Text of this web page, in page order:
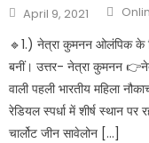
April 9, 2021
🔹️1.) नेत्रा कुमनन ओलंपिक के
बनीं। उत्तर- नेत्रा कुमनन
वाली पहली भारतीय महिला
रेडियल स्पर्धा में शीर्ष स्थान
चार्लोट जीन सावेलोन […]